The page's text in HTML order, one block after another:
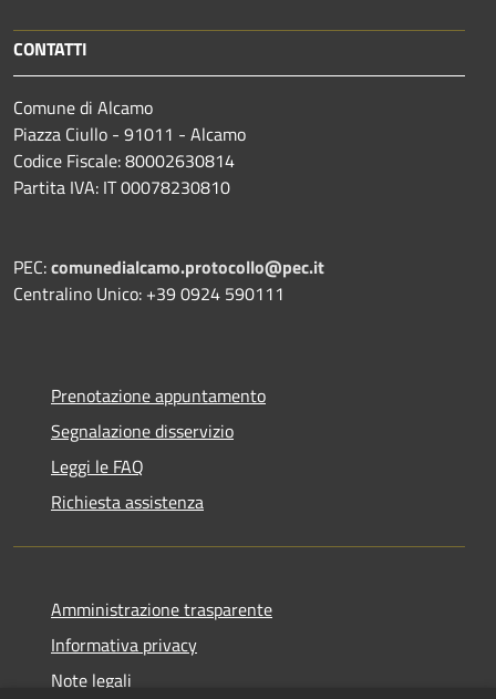
CONTATTI
Comune di Alcamo
Piazza Ciullo - 91011 - Alcamo
Codice Fiscale: 80002630814
Partita IVA: IT 00078230810
PEC:comunedialcamo.protocollo@pec.it
Centralino Unico: +39 0924 590111
Prenotazione appuntamento
Segnalazione disservizio
Leggi le FAQ
Richiesta assistenza
Amministrazione trasparente
Informativa privacy
Note legali